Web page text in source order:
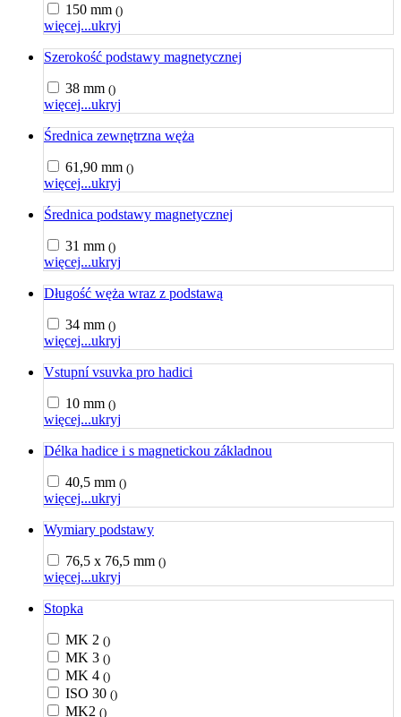
150 mm ()
więcej...ukryj
Szerokość podstawy magnetycznej
38 mm ()
więcej...ukryj
Średnica zewnętrzna węża
61,90 mm ()
więcej...ukryj
Średnica podstawy magnetycznej
31 mm ()
więcej...ukryj
Długość węża wraz z podstawą
34 mm ()
więcej...ukryj
Vstupní vsuvka pro hadici
10 mm ()
więcej...ukryj
Délka hadice i s magnetickou základnou
40,5 mm ()
więcej...ukryj
Wymiary podstawy
76,5 x 76,5 mm ()
więcej...ukryj
Stopka
MK 2 ()
MK 3 ()
MK 4 ()
ISO 30 ()
MK2 ()